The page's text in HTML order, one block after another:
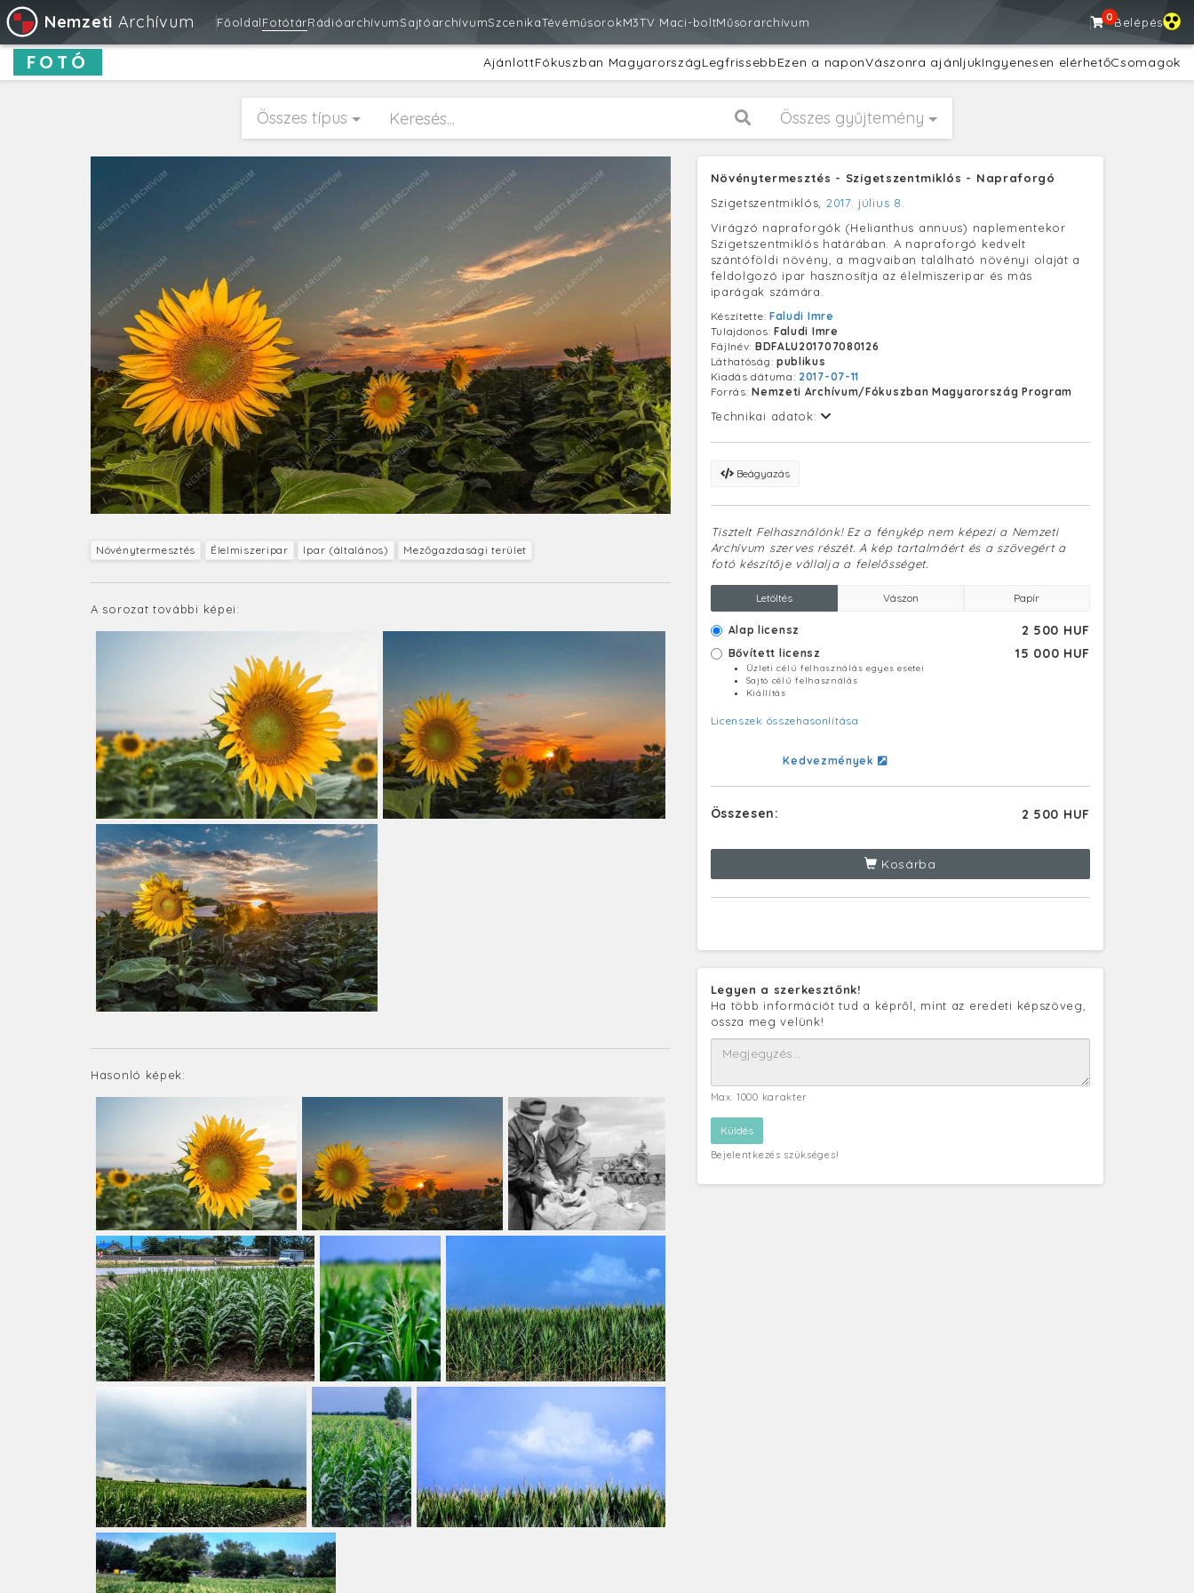
Nemzeti Archívum FőoldalFotótárRádióarchívumSajtóarchívumSzcenikaTévéműsorokM3TV Maci-boltMűsorarchívum 0Belépés
FOTÓ AjánlottFókuszban MagyarországLegfrissebbEzen a naponVászonra ajánljukIngyenesen elérhetőCsomagok
Összes típus Összes gyűjtemény
Növénytermesztés Élelmiszeripar Ipar (általános) Mezőgazdasági terület
A sorozat további képei:
Hasonló képek:
Növénytermesztés - Szigetszentmiklós - Napraforgó
Szigetszentmiklós, 2017. július 8.
Virágzó napraforgók (Helianthus annuus) naplementekor
Szigetszentmiklós határában. A napraforgó kedvelt
szántóföldi növény, a magvaiban található növényi olaját a
feldolgozó ipar hasznosítja az élelmiszeripar és más
iparágak számára.
Készítette: Faludi Imre
Tulajdonos: Faludi Imre
Fájlnév: BDFALU201707080126
Láthatóság: publikus
Kiadás dátuma: 2017-07-11
Forrás:Nemzeti Archívum/Fókuszban Magyarország Program
Technikai adatok:
Beágyazás
Tisztelt Felhasználónk! Ez a fénykép nem képezi a Nemzeti
Archívum szerves részét. A kép tartalmáért és a szövegért a
fotó készítője vállalja a felelősséget.
Letöltés Vászon Papír
Alap licensz 2 500 HUF
Bővített licensz 15 000 HUF
Üzleti célú felhasználás egyes esetei
Sajtó célú felhasználás
Kiállítás
Licenszek összehasonlítása
Kedvezmények
Összesen: 2 500 HUF
Kosárba
Legyen a szerkesztőnk!
Ha több információt tud a képről, mint az eredeti képszöveg,
ossza meg velünk!
Max. 1000 karakter
Bejelentkezés szükséges!